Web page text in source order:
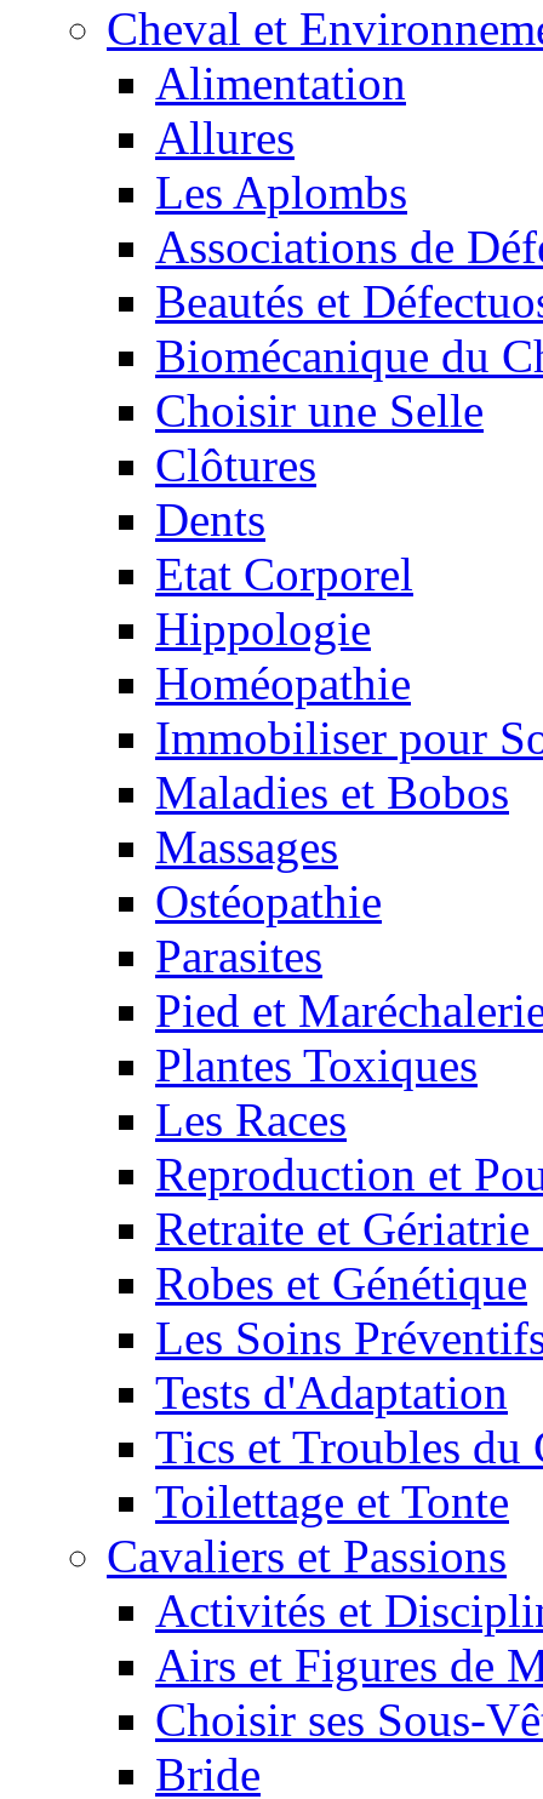
Cheval et
Alimentation
Allures
Les Aplombs
Associations de
Beautés et
Biomécanique du
Choisir une Selle
Clôtures
Dents
Etat Corporel
Hippologie
Homéopathie
Immobiliser pour
Maladies et Bobos
Massages
Ostéopathie
Parasites
Pied et
Plantes Toxiques
Les Races
Reproduction et
Retraite et
Robes et Génétique
Les Soins
Tests d'Adaptation
Tics et Troubles du
Toilettage et Tonte
Cavaliers et Passions
Activités et
Airs et Figures de
Choisir ses Sous-
Bride